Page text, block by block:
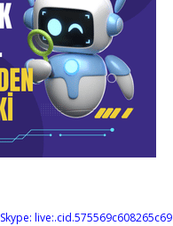
Skype: live:.cid.575569c608265c69